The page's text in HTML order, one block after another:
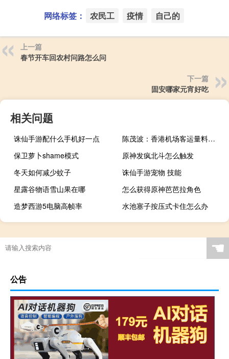
网络标签： 农民工 疫情 自己的
上一篇
春节开车回农村问路怎么问
下一篇
固安哪家元宵好吃
相关问题
诛仙手游配什么手机好一点
陈茂波：香港机场客运量料明年全面恢复 全速输入劳工
保卫萝卜shame模式
原神发疯北斗怎么触发
冬天如何减少蚊子
诛仙手游宠物 技能
星露谷物语雪山果在哪
怎么获得原神芭芭拉角色
造梦西游5电脑高帧率
水池塞子按压式卡住怎么办
☚
公告